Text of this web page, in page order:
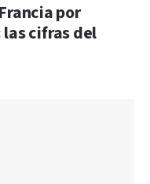
por
cifras del